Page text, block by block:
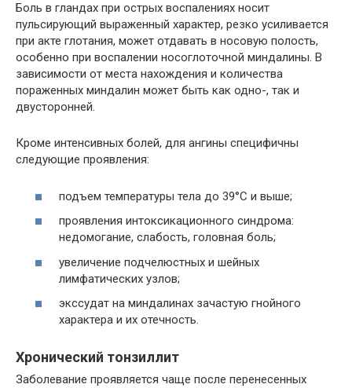
Боль в гландах при острых воспалениях носит
пульсирующий выраженный характер, резко усиливается
при акте глотания, может отдавать в носовую полость,
особенно при воспалении носоглоточной миндалины. В
зависимости от места нахождения и количества
пораженных миндалин может быть как одно-, так и
двусторонней.
Кроме интенсивных болей, для ангины специфичны
следующие проявления:
подъем температуры тела до 39°С и выше;
проявления интоксикационного синдрома:
недомогание, слабость, головная боль;
увеличение подчелюстных и шейных
лимфатических узлов;
экссудат на миндалинах зачастую гнойного
характера и их отечность.
Хронический тонзиллит
Заболевание проявляется чаще после перенесенных